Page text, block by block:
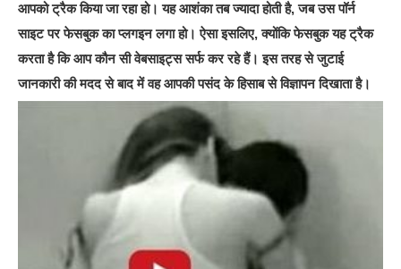
आपको ट्रैक किया जा रहा हो। यह आशंका तब ज्यादा होती है, जब उस पॉर्न
साइट पर फेसबुक का प्लगइन लगा हो। ऐसा इसलिए, क्योंकि फेसबुक यह ट्रैक
करता है कि आप कौन सी वेबसाइट्स सर्फ कर रहे हैं। इस तरह से जुटाई
जानकारी की मदद से बाद में वह आपकी पसंद के हिसाब से विज्ञापन दिखाता है।